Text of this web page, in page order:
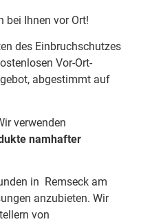
bei Ihnen vor Ort!
des Einbruchschutzes
Vor-Ort-
abgestimmt auf
verwenden
namhafter
in Remseck am
anzubieten. Wir
von